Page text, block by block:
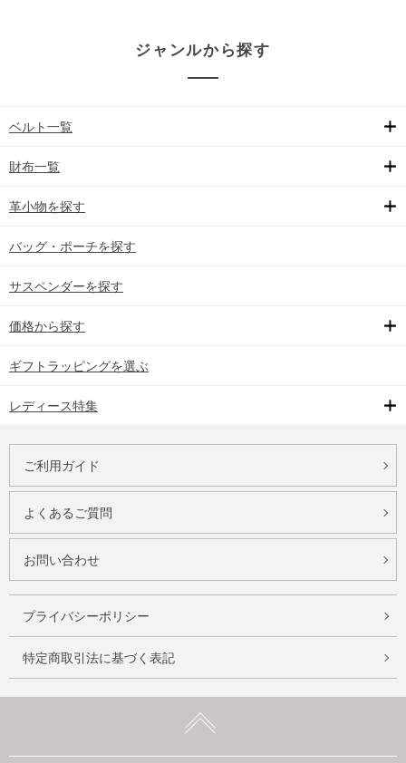
ジャンルから探す
ベルト一覧
財布一覧
革小物を探す
バッグ・ポーチを探す
サスペンダーを探す
価格から探す
ギフトラッピングを選ぶ
レディース特集
ご利用ガイド
よくあるご質問
お問い合わせ
プライバシーポリシー
特定商取引法に基づく表記